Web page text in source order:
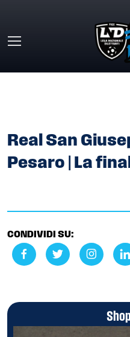
Real San
Pesaro | La
CONDIVIDI SU: